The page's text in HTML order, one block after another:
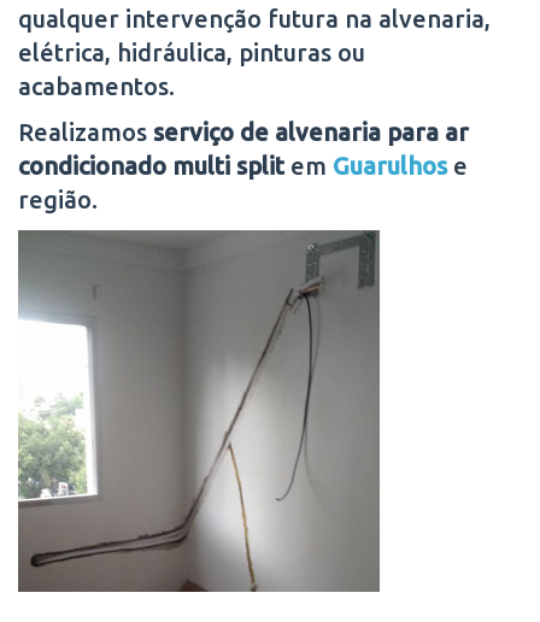
qualquer intervenção futura na alvenaria,
elétrica, hidráulica, pinturas ou
acabamentos.
Realizamos serviço de alvenaria para ar
condicionado multi splitem Guarulhose
região.